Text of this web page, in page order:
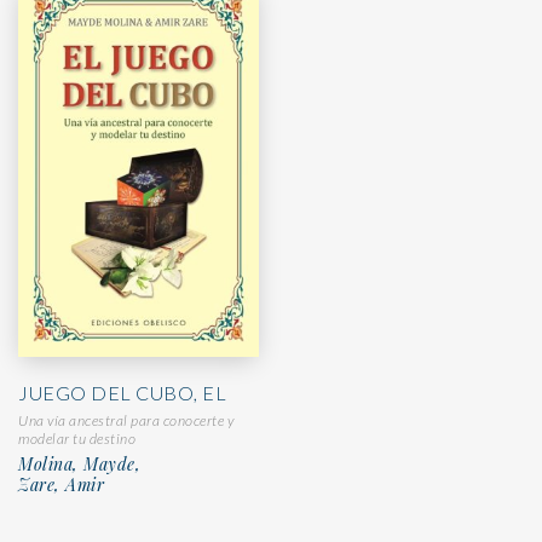
JUEGO DEL CUBO, EL
Una vía ancestral para conocerte y
modelar tu destino
Molina, Mayde,
Zare, Amir